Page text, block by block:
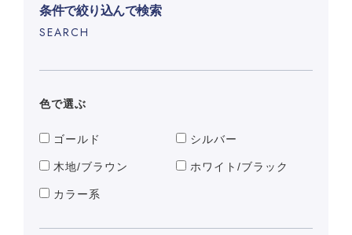
条件で絞り込んで検索
SEARCH
色で選ぶ
ゴールド シルバー
木地/ブラウン ホワイト/ブラック
カラー系